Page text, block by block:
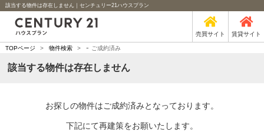
該当する物件は存在しません｜センチュリー21ハウスプラン
売買サイト 賃貸サイト
TOPページ > 物件検索 > - ご成約済み
該当する物件は存在しません
お探しの物件はご成約済みとなっております。
下記にて再建策をお願いたします。